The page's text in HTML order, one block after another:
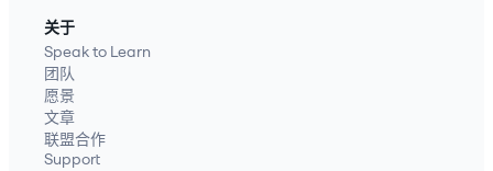
关于
Speak to Learn
团队
愿景
文章
联盟合作
Support